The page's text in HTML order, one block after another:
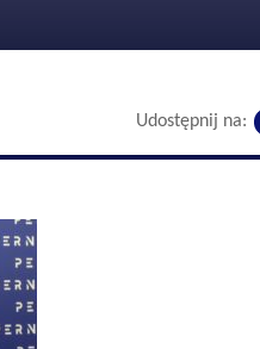
Udostępnij na: